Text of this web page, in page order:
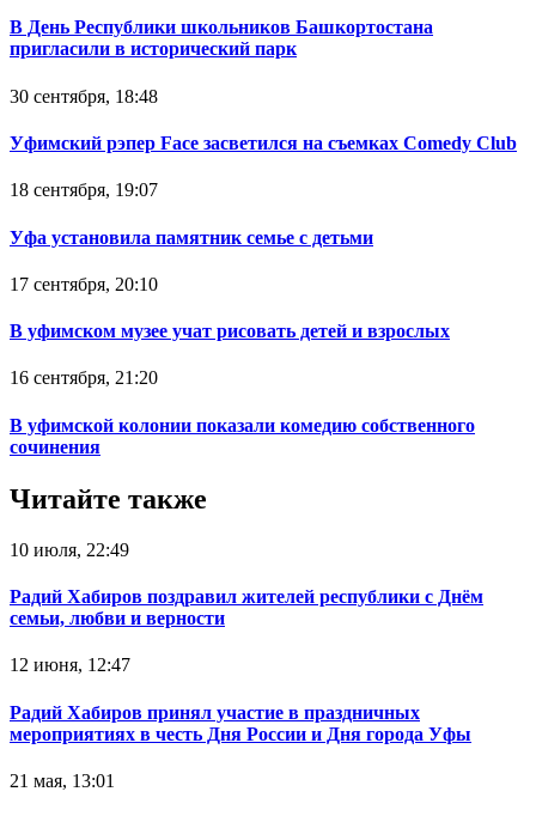
В День Республики школьников Башкортостана
пригласили в исторический парк
30 сентября, 18:48
Уфимский рэпер Face засветился на съемках Comedy Club
18 сентября, 19:07
Уфа установила памятник семье с детьми
17 сентября, 20:10
В уфимском музее учат рисовать детей и взрослых
16 сентября, 21:20
В уфимской колонии показали комедию собственного
сочинения
Читайте также
10 июля, 22:49
Радий Хабиров поздравил жителей республики с Днём
семьи, любви и верности
12 июня, 12:47
Радий Хабиров принял участие в праздничных
мероприятиях в честь Дня России и Дня города Уфы
21 мая, 13:01